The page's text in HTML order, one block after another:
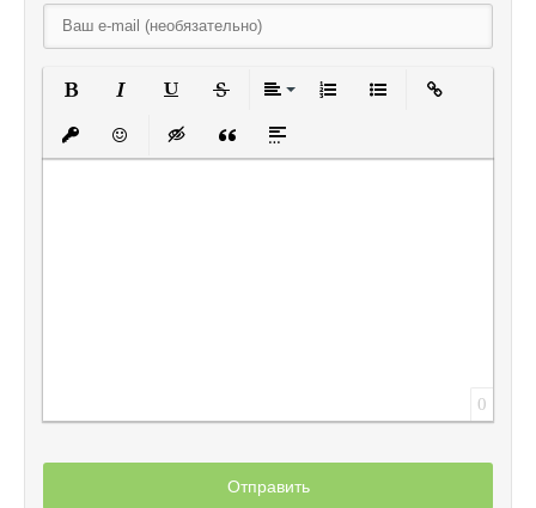
Вставить защищенную ссылку
Вставить смайлик
Вставка скрытого текста
Вставка цитаты
Вставка спойлера
0
Отправить